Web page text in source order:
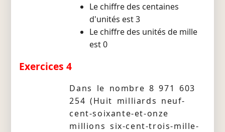
Le chiffre des centaines
d'unités est 3
Le chiffre des unités de mille
est 0
Exercices 4
Dans le nombre 8 971 603
254 (Huit milliards neuf-
cent-soixante-et-onze
millions six-cent-trois-mille-